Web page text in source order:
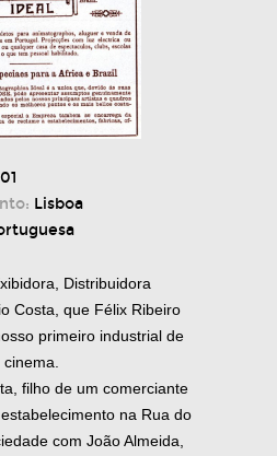
Lisboa
Distribuidora
Costa, que Félix Ribeiro
primeiro industrial de
cinema.
filho de um comerciante
na Rua do
com João Almeida,